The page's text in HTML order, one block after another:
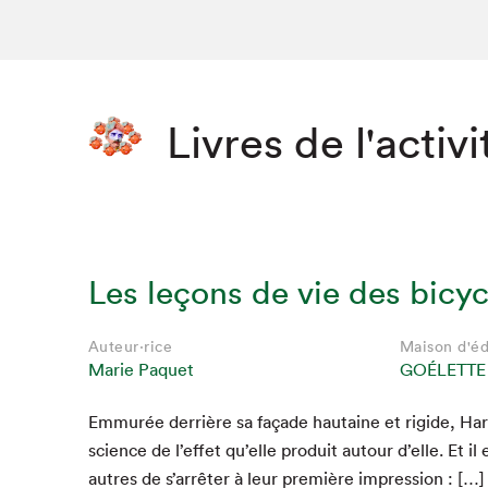
Livres de
Auteur·rice
Marie Paquet
Maison
GOÉLETTE
Auteur·rice
Marie Paquet
Maison
GOÉLETTE
Les leçons de vie des
Auteur·rice
Marie Paquet
Maison
GOÉLETTE
Emmurée der­rière sa façade hau­taine et rigide,
science de l’effet qu’elle pro­duit autour d’elle. Et il
autres de s’arrêter à leur pre­mière impression : […]
Auteur·rice
Marie Paquet
Maison
GOÉLETTE
Auteur·rice
Marie Paquet
Maison
GOÉLETTE
Auteur·rice
Marie Paquet
Maison
GOÉLETTE